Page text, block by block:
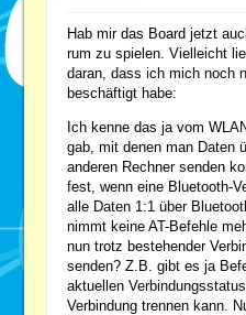
Hab mir das Board jetzt
rum zu spielen. Vielleicht
daran, dass ich mich noch
beschäftigt habe:
Ich kenne das ja vom
gab, mit denen man Daten
anderen Rechner senden
fest, wenn eine Bluetooth-
alle Daten 1:1 über
nimmt keine AT-Befehle
nun trotz bestehender
senden? Z.B. gibt es ja
aktuellen
Verbindung trennen kann.